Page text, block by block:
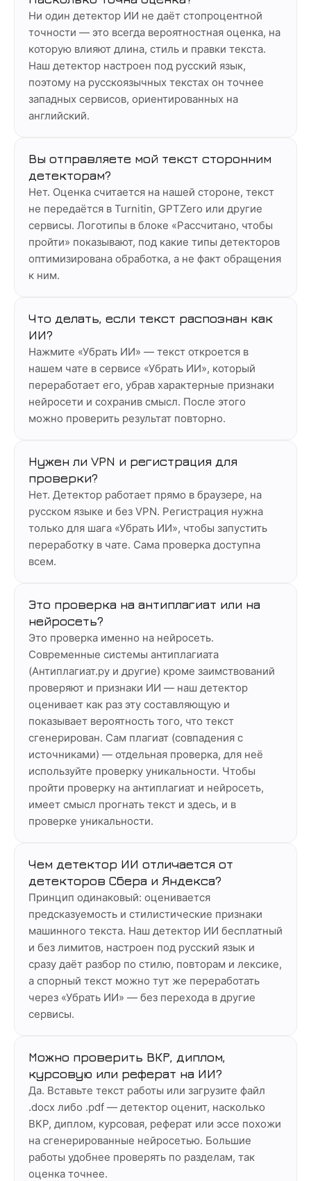
Ни один детектор ИИ не даёт стопроцентной
точности — это всегда вероятностная оценка, на
которую влияют длина, стиль и правки текста.
Наш детектор настроен под русский язык,
поэтому на русскоязычных текстах он точнее
западных сервисов, ориентированных на
английский.
Вы отправляете мой текст сторонним
детекторам?
Нет. Оценка считается на нашей стороне, текст
не передаётся в Turnitin, GPTZero или другие
сервисы. Логотипы в блоке «Рассчитано, чтобы
пройти» показывают, под какие типы детекторов
оптимизирована обработка, а не факт обращения
к ним.
Что делать, если текст распознан как
ИИ?
Нажмите «Убрать ИИ» — текст откроется в
нашем чате в сервисе «Убрать ИИ», который
переработает его, убрав характерные признаки
нейросети и сохранив смысл. После этого
можно проверить результат повторно.
Нужен ли VPN и регистрация для
проверки?
Нет. Детектор работает прямо в браузере, на
русском языке и без VPN. Регистрация нужна
только для шага «Убрать ИИ», чтобы запустить
переработку в чате. Сама проверка доступна
всем.
Это проверка на антиплагиат или на
нейросеть?
Это проверка именно на нейросеть.
Современные системы антиплагиата
(Антиплагиат.ру и другие) кроме заимствований
проверяют и признаки ИИ — наш детектор
оценивает как раз эту составляющую и
показывает вероятность того, что текст
сгенерирован. Сам плагиат (совпадения с
источниками) — отдельная проверка, для неё
используйте проверку уникальности. Чтобы
пройти проверку на антиплагиат и нейросеть,
имеет смысл прогнать текст и здесь, и в
проверке уникальности.
Чем детектор ИИ отличается от
детекторов Сбера и Яндекса?
Принцип одинаковый: оценивается
предсказуемость и стилистические признаки
машинного текста. Наш детектор ИИ бесплатный
и без лимитов, настроен под русский язык и
сразу даёт разбор по стилю, повторам и лексике,
а спорный текст можно тут же переработать
через «Убрать ИИ» — без перехода в другие
сервисы.
Можно проверить ВКР, диплом,
курсовую или реферат на ИИ?
Да. Вставьте текст работы или загрузите файл
.docx либо .pdf — детектор оценит, насколько
ВКР, диплом, курсовая, реферат или эссе похожи
на сгенерированные нейросетью. Большие
работы удобнее проверять по разделам, так
оценка точнее.